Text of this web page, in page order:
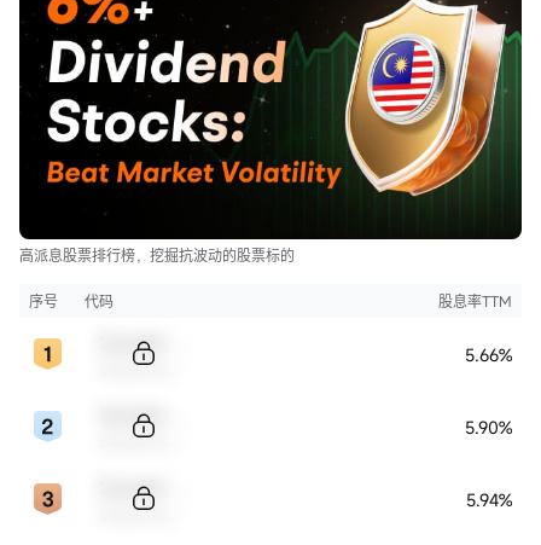
高派息股票排行榜，挖掘抗波动的股票标的
序号 代码 股息率TTM
5.66%
5.90%
5.94%